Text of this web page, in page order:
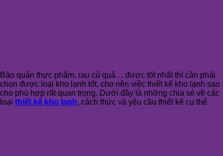
Bảo quản thực phẩm, rau củ quả… được tốt nhất thì cần phải
chọn được loại kho lạnh tốt, cho nên việc thiết kế kho lạnh sao
cho phù hợp rất quan trọng. Dưới đây là những chia sẻ về các
loại thiết kế kho lạnh, cách thức và yêu cầu thiết kế cụ thể.